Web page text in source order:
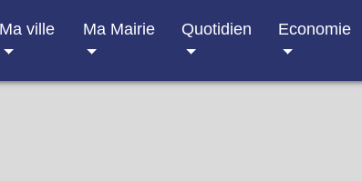
Ma ville Ma Mairie Quotidien Economie